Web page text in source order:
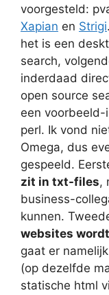
voorgesteld:
Xapian en Strigi
het is een
search,
inderdaad
open source
een voorbeeld-
perl. Ik vond
Omega, dus
gespeeld.
zit in txt-files,
business-
kunnen.
websites
gaat er
(op dezelfde
statische html